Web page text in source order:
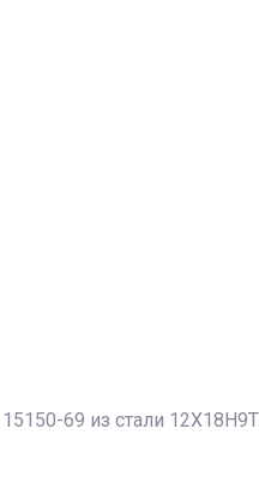
69 из стали